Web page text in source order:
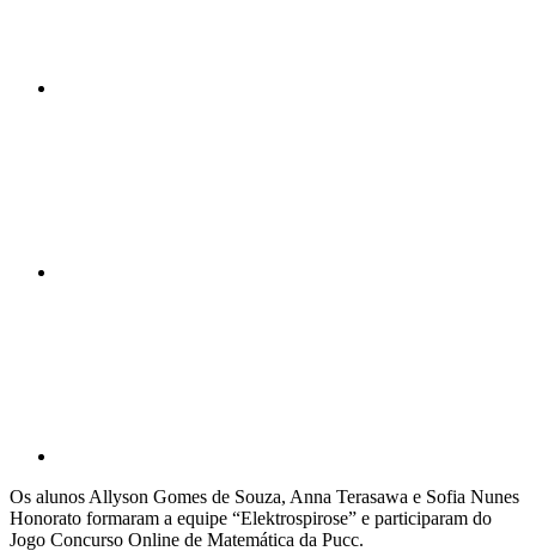
Os alunos Allyson Gomes de Souza, Anna Terasawa e Sofia Nunes
Honorato formaram a equipe “Elektrospirose” e participaram do
Jogo Concurso Online de Matemática da Pucc.